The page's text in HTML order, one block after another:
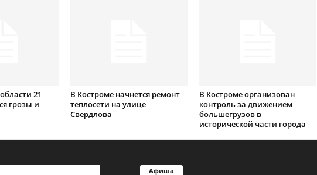
21
грозы и
В Костроме начнется ремонт
теплосети на улице
Свердлова
В Костроме организован
контроль за движением
большегрузов в
исторической части города
Афиша